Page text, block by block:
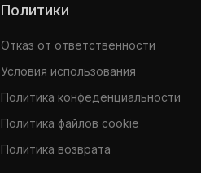
Политики
Отказ от ответственности
Условия использования
Политика конфеденциальности
Политика файлов cookie
Политика возврата